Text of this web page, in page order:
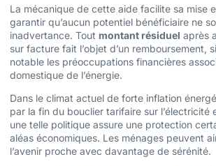
La mécanique de cette aide facilite sa mise
garantir qu’aucun potentiel bénéficiaire ne
inadvertance. Tout montant résiduel après
sur facture fait l’objet d’un remboursement,
notable les préoccupations financières
domestique de l’énergie.
Dans le climat actuel de forte inflation
par la fin du bouclier tarifaire sur l’électricité
une telle politique assure une protection
aléas économiques. Les ménages peuvent
l’avenir proche avec davantage de sérénité.